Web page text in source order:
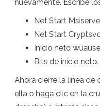
nuevamente. Escribe
Net Start
Net Start
Inicio neto
Bits de inicio neto.
Ahora cierre la línea de
ella o haga clic en la